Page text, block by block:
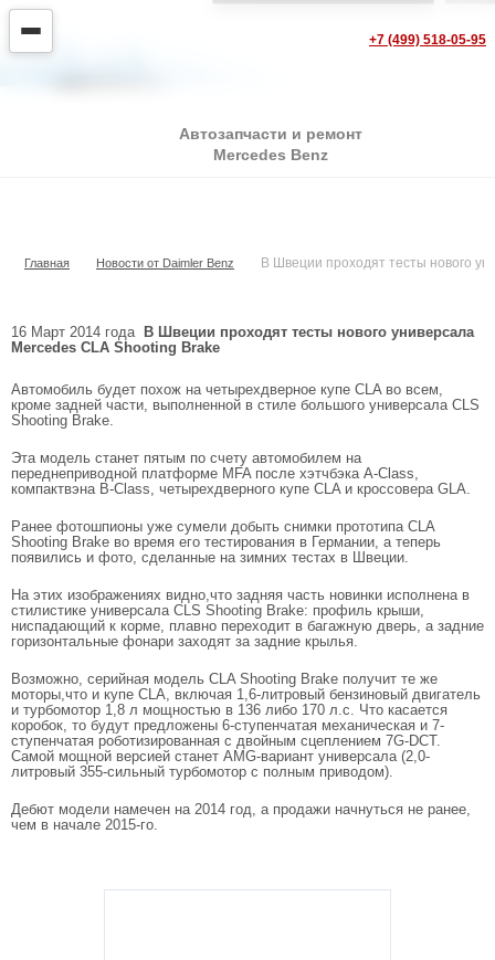
+7 (499) 518-05-95
Автозапчасти и ремонт
Mercedes Benz
Главная Новости от Daimler Benz В Швеции проходят тесты нового
16 Март 2014 года В Швеции проходят тесты нового универсала
Mercedes CLA Shooting Brake
Автомобиль будет похож на четырехдверное купе CLA во всем,
кроме задней части, выполненной в стиле большого универсала CLS
Shooting Brake.
Эта модель станет пятым по счету автомобилем на
переднеприводной платформе MFA после хэтчбэка A-Class,
компактвэна B-Class, четырехдверного купе CLA и кроссовера GLA.
Ранее фотошпионы уже сумели добыть снимки прототипа CLA
Shooting Brake во время его тестирования в Германии, а теперь
появились и фото, сделанные на зимних тестах в Швеции.
На этих изображениях видно,что задняя часть новинки исполнена в
стилистике универсала CLS Shooting Brake: профиль крыши,
ниспадающий к корме, плавно переходит в багажную дверь, а задние
горизонтальные фонари заходят за задние крылья.
Возможно, серийная модель CLA Shooting Brake получит те же
моторы,что и купе CLA, включая 1,6-литровый бензиновый двигатель
и турбомотор 1,8 л мощностью в 136 либо 170 л.с. Что касается
коробок, то будут предложены 6-ступенчатая механическая и 7-
ступенчатая роботизированная с двойным сцеплением 7G-DCT.
Самой мощной версией станет AMG-вариант универсала (2,0-
литровый 355-сильный турбомотор с полным приводом).
Дебют модели намечен на 2014 год, а продажи начнуться не ранее,
чем в начале 2015-го.